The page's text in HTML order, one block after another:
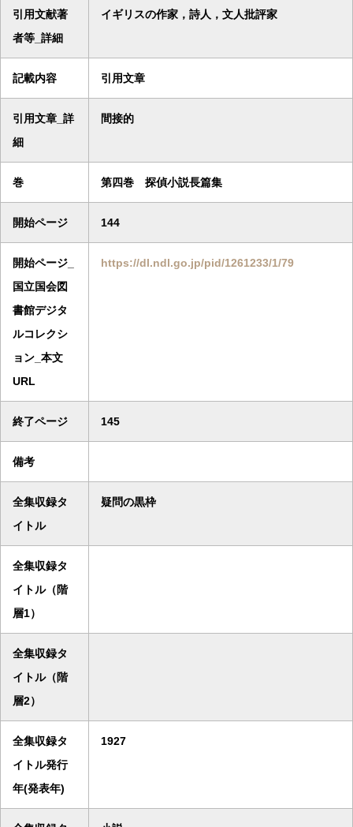
引用文献著
者等_詳細
イギリスの作家，詩人，文人批評家
記載内容 引用文章
引用文章_詳
細
間接的
巻 第四巻 探偵小説長篇集
開始ページ 144
開始ページ_
国立国会図
書館デジタ
ルコレクシ
ョン_本文
URL
https://dl.ndl.go.jp/pid/1261233/1/79
終了ページ 145
備考
全集収録タ
イトル
疑問の黒枠
全集収録タ
イトル（階
層1）
全集収録タ
イトル（階
層2）
全集収録タ
イトル発行
年(発表年)
1927